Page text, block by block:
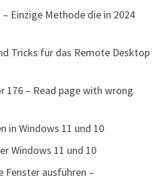
Einzige Methode die in 2024
Tricks für das Remote Desktop
176 – Read page with wrong
in Windows 11 und 10
Windows 11 und 10
Fenster ausführen –